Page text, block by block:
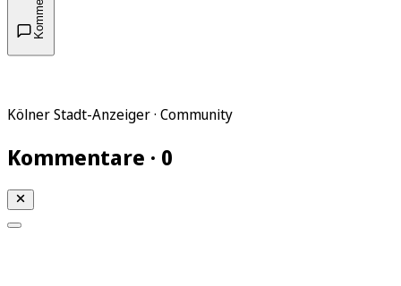
Kölner Stadt-Anzeiger · Community
Kommentare · 0